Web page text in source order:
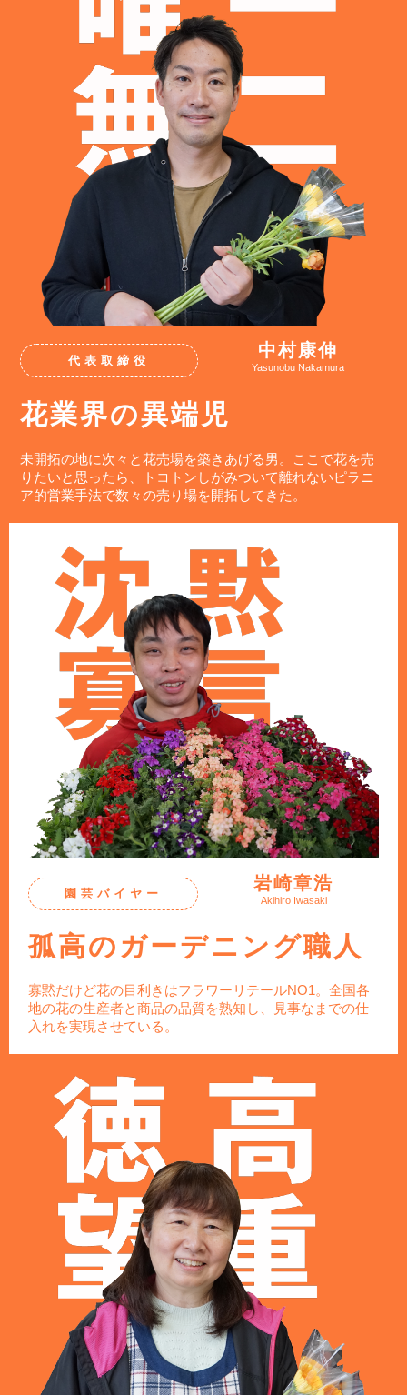
代表取締役
中村康伸
Yasunobu Nakamura
花業界の異端児
未開拓の地に次々と花売場を築きあげる男。ここで花を売
りたいと思ったら、トコトンしがみついて離れないピラニ
ア的営業手法で数々の売り場を開拓してきた。
園芸バイヤー
岩崎章浩
Akihiro Iwasaki
孤高のガーデニング職人
寡黙だけど花の目利きはフラワーリテールNO1。全国各
地の花の生産者と商品の品質を熟知し、見事なまでの仕
入れを実現させている。